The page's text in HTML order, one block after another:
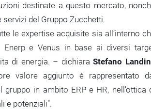
destinate a questo mercato,
del Gruppo Zucchetti.
le expertise acquisite sia all’interno
Enerp e Venus in base ai diversi
di energia. – dichiaraStefano
valore aggiunto è rappresentato
in ambito ERP e HR, nell’ottica
e potenziali”.